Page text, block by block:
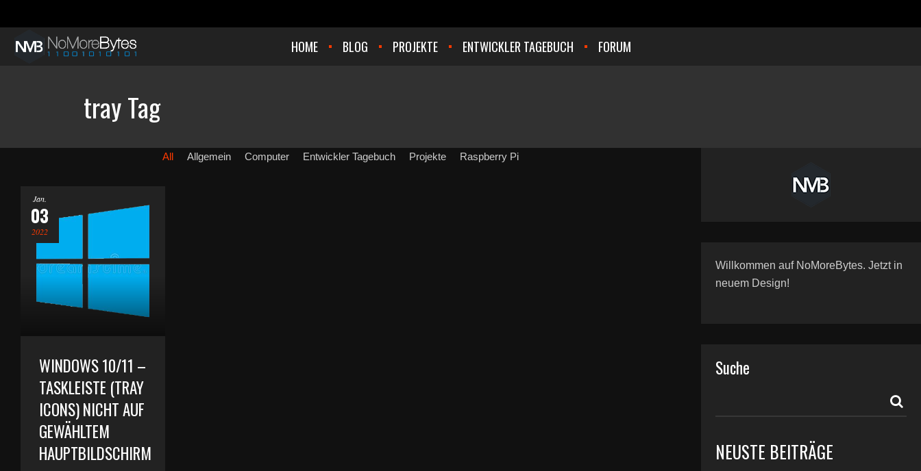
HOME BLOG PROJEKTE ENTWICKLER TAGEBUCH FORUM
tray Tag
All Allgemein Computer Entwickler Tagebuch Projekte Raspberry Pi
Jan.
03
2022
WINDOWS 10/11 –
TASKLEISTE (TRAY
ICONS) NICHT AUF
GEWÄHLTEM
HAUPTBILDSCHIRM
Willkommen auf NoMoreBytes. Jetzt in
neuem Design!
Suche
NEUSTE BEITRÄGE